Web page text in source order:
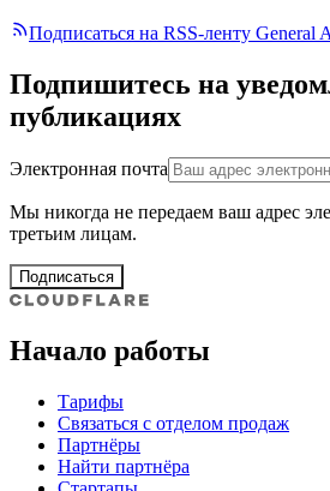
Подписаться на RSS-ленту General
Подпишитесь на
публикациях
Электронная почта
Мы никогда не передаем ваш адрес
третьим лицам.
Подписаться
Начало работы
Тарифы
Связаться с отделом продаж
Партнёры
Найти партнёра